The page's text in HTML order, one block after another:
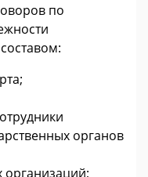
по
органов
организаций;